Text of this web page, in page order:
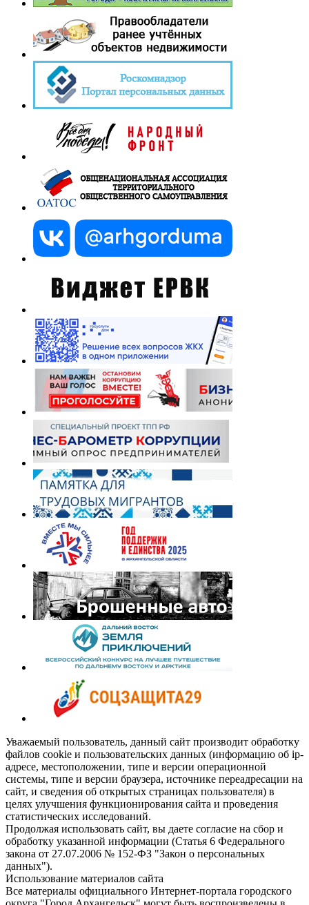
Уважаемый пользователь, данный сайт производит обработку
файлов cookie и пользовательских данных (информацию об ip-
адресе, местоположении, типе и версии операционной
системы, типе и версии браузера, источнике переадресации на
сайт, и сведения об открытых страницах пользователя) в
целях улучшения функционирования сайта и проведения
статистических исследований.
Продолжая использовать сайт, вы даете согласие на сбор и
обработку указанной информации (Статья 6 Федерального
закона от 27.07.2006 № 152-ФЗ "Закон о персональных
данных").
Использование материалов сайта
Все материалы официального Интернет-портала городского